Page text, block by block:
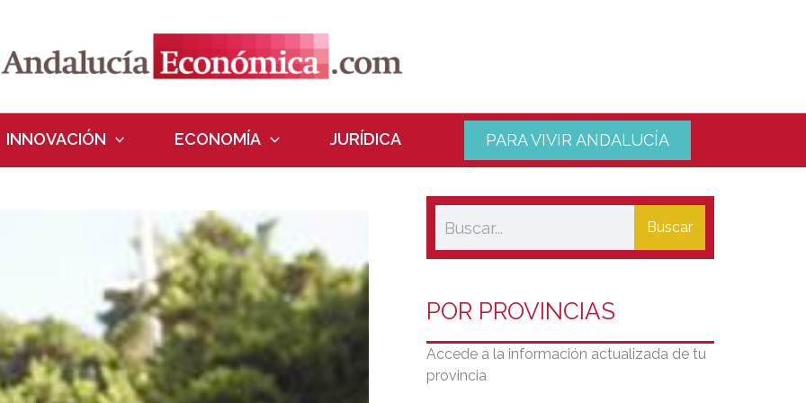
INNOVACIÓN ECONOMÍA JURÍDICA PARA VIVIR ANDALUCÍA
Buscar
POR PROVINCIAS
Accede a la información actualizada de tu
provincia